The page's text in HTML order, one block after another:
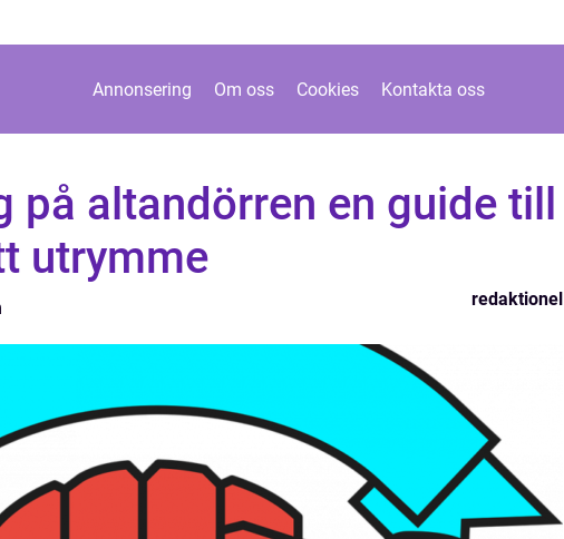
Annonsering Om oss Cookies Kontakta oss
på altandörren en guide till
utrymme
redaktionel